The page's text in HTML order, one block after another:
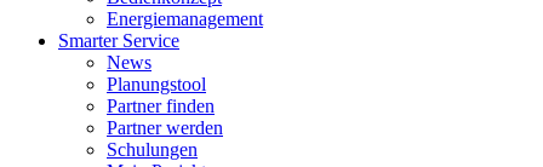
Energiemanagement
Smarter Service
News
Planungstool
Partner finden
Partner werden
Schulungen